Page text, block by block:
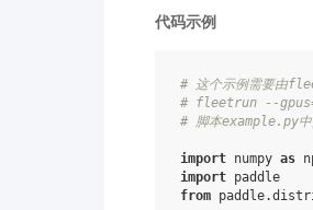
代码示例
# 这个示例需要由
# fleetrun --
# 脚本example.py中
import numpy as
import paddle
from